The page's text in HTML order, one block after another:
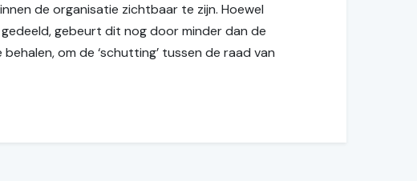
de organisatie zichtbaar te zijn. Hoewel
gebeurt dit nog door minder dan de
om de ‘schutting’ tussen de raad van